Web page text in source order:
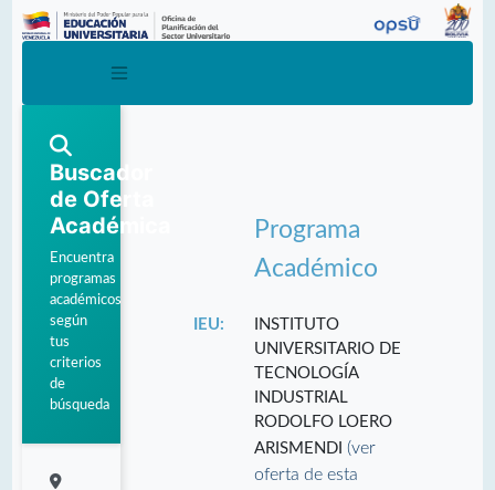
Buscador
de Oferta
Académica
Encuentra
programas
académicos
según
tus
criterios
de
búsqueda
Programa
Académico
IEU:
INSTITUTO
UNIVERSITARIO DE
TECNOLOGÍA
INDUSTRIAL
RODOLFO LOERO
ARISMENDI(ver
oferta de esta